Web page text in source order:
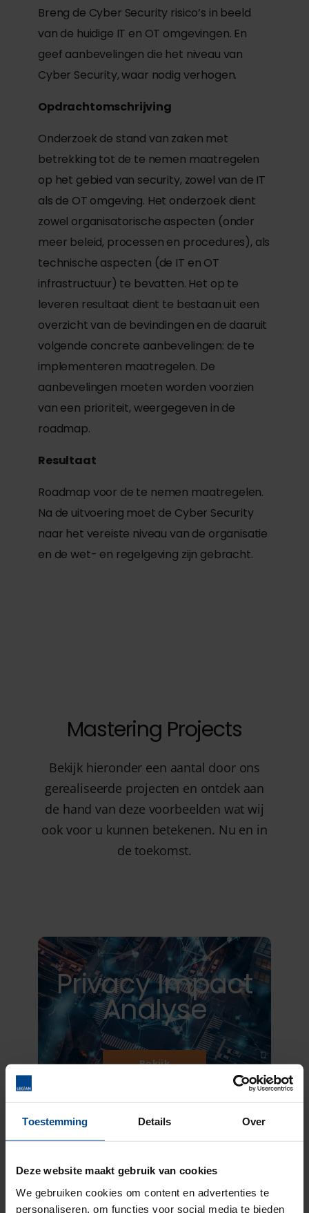
Toestemming Details Over
Deze website maakt gebruik van cookies
We gebruiken cookies om content en advertenties te
personaliseren, om functies voor social media te bieden
Breng de Cyber Security risico’s in beeld
van de huidige IT en OT omgevingen. En
geef aanbevelingen die het niveau van
Cyber Security, waar nodig verhogen.
Opdrachtomschrijving
Onderzoek de stand van zaken met
betrekking tot de te nemen maatregelen
op het gebied van security, zowel van de IT
als de OT omgeving. Het onderzoek dient
zowel organisatorische aspecten (onder
meer beleid, processen en procedures), als
technische aspecten (de IT en OT
infrastructuur) te bevatten. Het op te
leveren resultaat dient te bestaan uit een
overzicht van de bevindingen en de daaruit
volgende concrete aanbevelingen: de te
implementeren maatregelen. De
aanbevelingen moeten worden voorzien
van een prioriteit, weergegeven in de
roadmap.
Resultaat
Roadmap voor de te nemen maatregelen.
Na de uitvoering moet de Cyber Security
naar het vereiste niveau van de organisatie
en de wet- en regelgeving zijn gebracht.
Mastering Projects
Bekijk hieronder een aantal door ons
gerealiseerde projecten en ontdek aan
de hand van deze voorbeelden wat wij
ook voor u kunnen betekenen. Nu en in
de toekomst.
Privacy Impact
Analyse
Bekijk
Migratie naar
Cisco ACI